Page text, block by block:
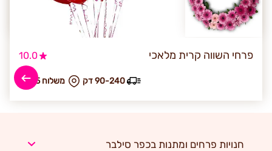
פרחי השווה קרית מלאכי 10.0
₪ משלוח 75 90-240 דק
חנויות פרחים ומתנות בכפר סילבר